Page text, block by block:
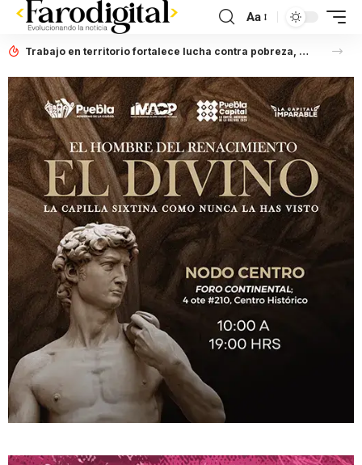
Aa
Trabajo en territorio fortalece lucha contra pobreza, afirma Laura Artemisa